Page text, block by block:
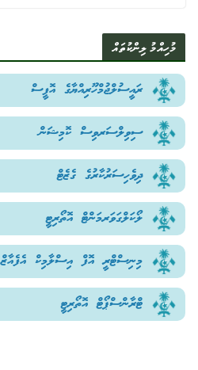
މުހިއްމު ލިންކުތައް
ރައީސުލްޖުމްހޫރިއްޔާގެ އޮފީސް
ސިވިލްސަރވިސް ކޮމިޝަން
ދިވެހިސަރުކާރުގެ ގެޒެޓް
ލޯކަލްގަވަރމަންޓް އޮތޯރިޓީ
މިނިސްޓްރީ އޮފް އިސްލާމިކް އެފެއާޒް
ޓްރާންސްޕޯޓް އޮތޯރިޓީ